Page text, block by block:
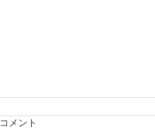
コメント